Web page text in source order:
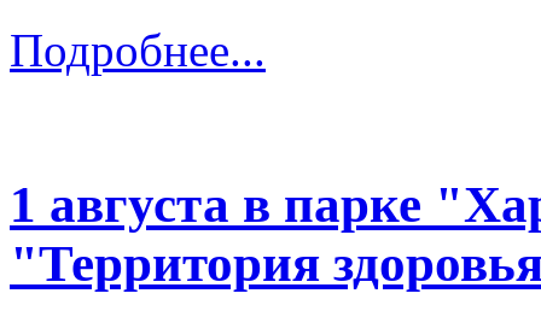
Подробнее...
1 августа в парке
"Территория